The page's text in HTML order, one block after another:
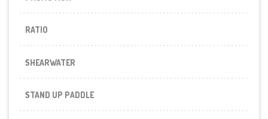
RATIO
SHEARWATER
STAND UP PADDLE